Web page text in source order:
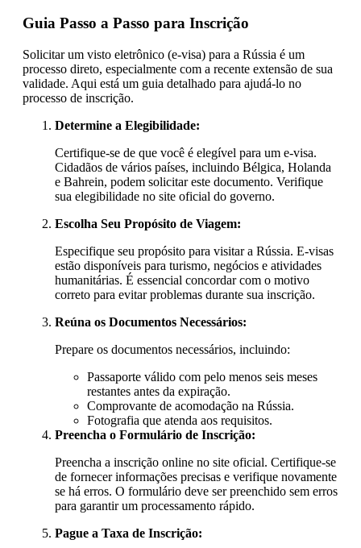
Guia Passo a Passo para Inscrição
Solicitar um visto eletrônico (e-visa) para a Rússia é um
processo direto, especialmente com a recente extensão de sua
validade. Aqui está um guia detalhado para ajudá-lo no
processo de inscrição.
Determine a Elegibilidade:
Certifique-se de que você é elegível para um e-visa.
Cidadãos de vários países, incluindo Bélgica, Holanda
e Bahrein, podem solicitar este documento. Verifique
sua elegibilidade no site oficial do governo.
Escolha Seu Propósito de Viagem:
Especifique seu propósito para visitar a Rússia. E-visas
estão disponíveis para turismo, negócios e atividades
humanitárias. É essencial concordar com o motivo
correto para evitar problemas durante sua inscrição.
Reúna os Documentos Necessários:
Prepare os documentos necessários, incluindo:
Passaporte válido com pelo menos seis meses
restantes antes da expiração.
Comprovante de acomodação na Rússia.
Fotografia que atenda aos requisitos.
Preencha o Formulário de Inscrição:
Preencha a inscrição online no site oficial. Certifique-se
de fornecer informações precisas e verifique novamente
se há erros. O formulário deve ser preenchido sem erros
para garantir um processamento rápido.
Pague a Taxa de Inscrição: